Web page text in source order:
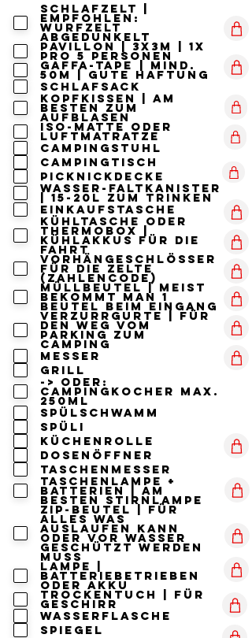
Schlafzelt |
empfohlen:
Wurfzelt
abgedunkelt
Pavillon | 3x3m | 1x
pro 5 Personen
Gaffa-Tape | mind.
50m | gute Haftung
Schlafsack
Kopfkissen | am
besten zum
aufblasen
Iso-Matte oder
Luftmatratze
Campingstuhl
Campingtisch
Picknickdecke
Wasser-Faltkanister
| 15-20l zum trinken
Einkaufstasche
Kühltasche oder
Thermobox |
Kühlakkus für die
Fahrt
Vorhängeschlösser
für die Zelte
(Zahlencode)
Müllbeutel | meist
bekommt man 1
Beutel beim Eingang
Verzurrgurte | für
den Weg vom
Parking zum
Camping
Messer
Grill
-> oder:
Campingkocher max.
250ml
Spülschwamm
Spüli
Küchenrolle
Dosenöffner
Taschenmesser
Taschenlampe +
Batterien | am
besten stirnlampe
ZIP-Beutel | für
alles was
auslaufen kann
oder vor Wasser
geschützt werden
muss
Lampe |
Batteriebetrieben
oder akku
Trockentuch | für
Geschirr
wasserflasche
spiegel